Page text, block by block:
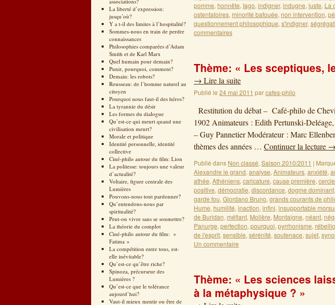
La liberté d’expression:
jusqu’où?
Y a t-il des limites à l’hospitalité?
Sommes-nous en train de perdre
connaissances
Philosophies comparées d’Adam
Smith et de Karl Marx
Quel humain pour demain?
Punir, pourquoi, comment?
Demain: les robots?
Rousseau: de l’homme naturel au
citoyen
Pourquoi nous faut-il des héros?
La tyrannie du désir
Les formes du dialogue
Qu’est-ce qui meurt quand une
civilisation meurt?
Morale et politique
Identité personnelle, identité
collective
Ciné-philo autour du film: Lion
La politesse: toujours une valeur
d’actualité?
Voltaire, figure centrale des
Lumières
Pouvons-nous tout pardonner?
Qu’entendons-nous par
spiritualité?
Peut-on vivre sans se soumettre?
La théorie du complot
Ciné-philo autour du film: »
Fatima »
La compétition entre tous, est-
elle inévitable?
Qu’est-ce qu’être riche?
Spinoza, précurseur des
Lumières ?
Qu’est-ce que le tolérance
aujourd’hui?
Vaut-il mieux mentir ou être de
pomme, honnête, Iago, indigner, indugne, juste, La
ostentatoires, minorité bafouée, non intervention,
questionnement philosophique, s'indigner,
commentaires
Thème: « Les sceptiques,
→ Lire la suite
Publié le 24 mai 2011 parcafes-philo
Restitution du débat – Café-philo de
1902 Animateurs : Edith Pertunski-
– Guy Pannetier Modérateur : Marc
thèmes des années … Continuer la lecture →
Publié dans Non classé, Saison 2010/2011 |
Alexandre le grand, analyse, Animateurs, anxiété,
athée, Athéniens, caricature, cause première,
positive, démocratie, discordance, dogme dominant,
garde fou, Giordano Bruno, grands courants de
Hume, humilité, inaction, infini, insupportable
de Buridan, méfiant, Molière, Montaigne, néant,
Panurge, perfection, pourquoi, pyrrhonisme,
de l'esprit, sensible, sérénité, soutenace, sujet,
Un commentaire
Thème: « Les sciences
à la métaphysique ? »